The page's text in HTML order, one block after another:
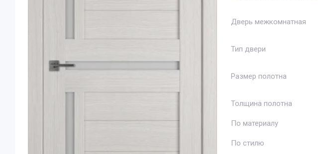
Дверь межкомнатная
Тип двери
Размер полотна
Толщина полотна
По материалу
По стилю